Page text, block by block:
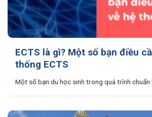
ECTS là gì? Một số bạn điều
thống ECTS
Một số bạn du học sinh trong quá trình chuẩn